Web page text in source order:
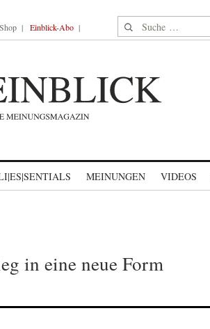
Shop Einblick-Abo Suche nach:
MEINUNGEN VIDEOS
in eine neue Form